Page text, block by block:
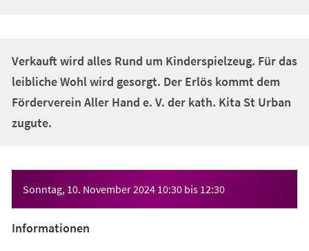
Verkauft wird alles Rund um Kinderspielzeug. Für das
leibliche Wohl wird gesorgt. Der Erlös kommt dem
Förderverein Aller Hand e. V. der kath. Kita St Urban
zugute.
Sonntag, 10. November 2024 10:30 bis 12:30
Informationen